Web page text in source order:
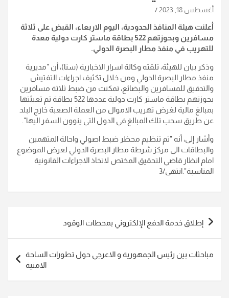
أغسطس 18, 2023
أعلنت هيئة المنافذ الحدودية، اليوم الاربعاء، القبض على ثلاثة
مسافرين وبحوزتهم 522 بطاقة ماستر كارت دولية معدة
للتهريب في منفذ مطار البصرة الدولي.
وذكر بيان للهيئة، تلقته وكالة اسرار الاخبارية (سنا)، أن "مديرية
منفذ مطار البصرة الدولي ومن خلال تكثيف اجراءات التفتيش
والتدقيق للمسافرين والبضائع، تمكنت من ضبط ثلاثة مسافرين
بحوزتهم بطاقة ماستر كارت دولية عددها 522 بطاقة تم تعبئتها
بمبالغ مالية لغرض تهريب الاموال من العملة الصعبة خارج البلد
عن طريق سحب تلك المبالغ في الدول التي ينوون السفر اليها".
وأشار إلى، أنه "تم تنظيم محظر ضبط اصولي واحالة المتهمين
والبطاقات الى مركز شرطة مطار البصرة الدولي لعرض الموضوع
امام انظار قاضي التحقيق المختص لاتخاذ الاجراءات القانونية
المناسبة".انتهى/3
تصفّح
المقالات
إطلاق خدمة الدفع الإلكتروني بمحطات الوقود
مباحثات بين رئيس الجمهورية و الاعرجي حول تطورات الساحة
الامنية